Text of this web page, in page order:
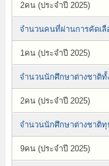
2คน (ประจำปี 2025)
จำนวนคนที่ผ่านการคัดเลื
1คน (ประจำปี 2025)
จำนวนนักศึกษาต่างชาติทั้
2คน (ประจำปี 2025)
จำนวนนักศึกษาต่างชาติ
9คน (ประจำปี 2025)